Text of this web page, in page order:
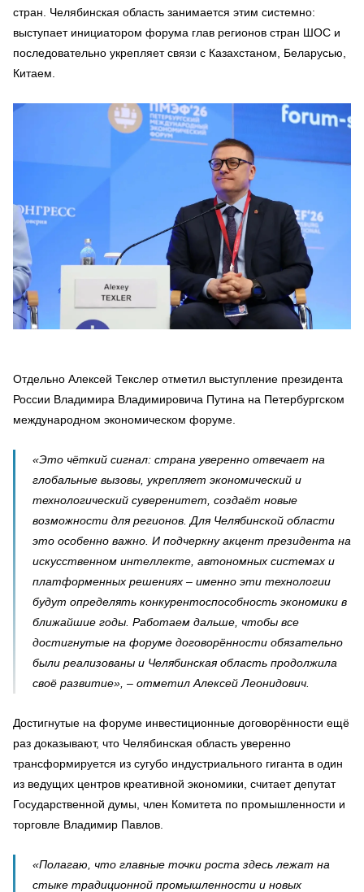
стран. Челябинская область занимается этим системно:
выступает инициатором форума глав регионов стран ШОС и
последовательно укрепляет связи с Казахстаном, Беларусью,
Китаем.
Отдельно Алексей Текслер отметил выступление президента
России Владимира Владимировича Путина на Петербургском
международном экономическом форуме.
«Это чёткий сигнал: страна уверенно отвечает на
глобальные вызовы, укрепляет экономический и
технологический суверенитет, создаёт новые
возможности для регионов. Для Челябинской области
это особенно важно. И подчеркну акцент президента на
искусственном интеллекте, автономных системах и
платформенных решениях – именно эти технологии
будут определять конкурентоспособность экономики в
ближайшие годы. Работаем дальше, чтобы все
достигнутые на форуме договорённости обязательно
были реализованы и Челябинская область продолжила
своё развитие», – отметил Алексей Леонидович.
Достигнутые на форуме инвестиционные договорённости ещё
раз доказывают, что Челябинская область уверенно
трансформируется из сугубо индустриального гиганта в один
из ведущих центров креативной экономики, считает депутат
Государственной думы, член Комитета по промышленности и
торговле Владимир Павлов.
«Полагаю, что главные точки роста здесь лежат на
стыке традиционной промышленности и новых